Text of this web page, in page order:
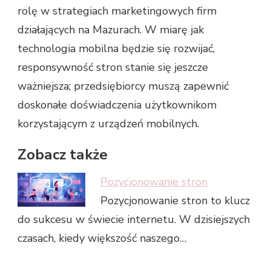
rolę w strategiach marketingowych firm
działających na Mazurach. W miarę jak
technologia mobilna będzie się rozwijać,
responsywność stron stanie się jeszcze
ważniejsza; przedsiębiorcy muszą zapewnić
doskonałe doświadczenia użytkownikom
korzystającym z urządzeń mobilnych.
Zobacz także
Pozycjonowanie stron
Pozycjonowanie stron to klucz
do sukcesu w świecie internetu. W dzisiejszych
czasach, kiedy większość naszego…